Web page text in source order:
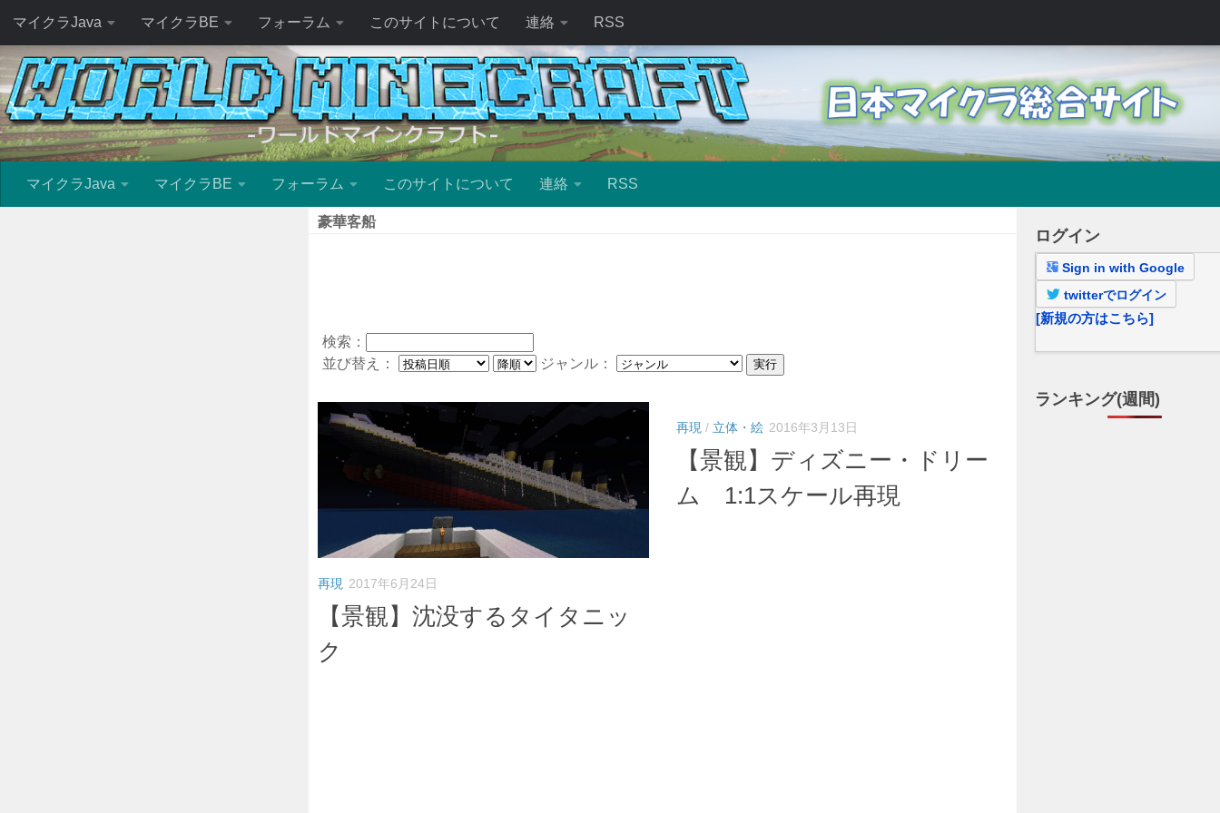
マイクラJava マイクラBE フォーラム このサイトについて 連絡 RSS
マイクラJava マイクラBE フォーラム このサイトについて 連絡 RSS
豪華客船
検索：
並び替え：
ジャンル：
再現 2017年6月24日
【景観】沈没するタイタニッ
ク
再現 / 立体・絵 2016年3月13日
【景観】ディズニー・ドリー
ム 1:1スケール再現
ログイン
Sign in with Google
twitterでログイン
[新規の方はこちら]
ランキング(週間)